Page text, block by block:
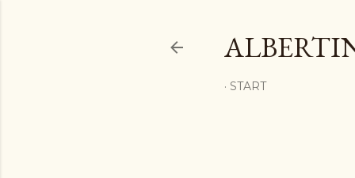
START